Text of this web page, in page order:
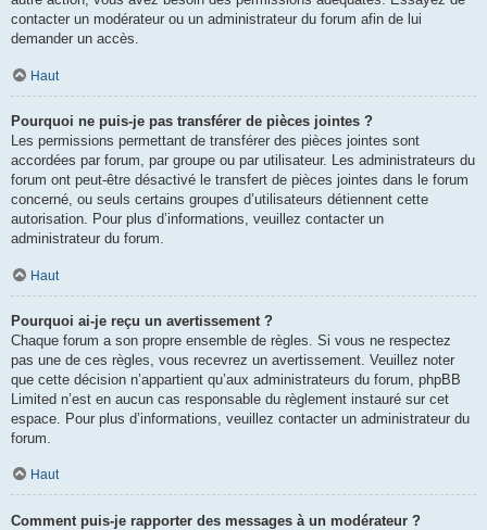
contacter un modérateur ou un administrateur du forum afin de lui
demander un accès.
Haut
Pourquoi ne puis-je pas transférer de pièces jointes ?
Les permissions permettant de transférer des pièces jointes sont
accordées par forum, par groupe ou par utilisateur. Les administrateurs du
forum ont peut-être désactivé le transfert de pièces jointes dans le forum
concerné, ou seuls certains groupes d’utilisateurs détiennent cette
autorisation. Pour plus d’informations, veuillez contacter un
administrateur du forum.
Haut
Pourquoi ai-je reçu un avertissement ?
Chaque forum a son propre ensemble de règles. Si vous ne respectez
pas une de ces règles, vous recevrez un avertissement. Veuillez noter
que cette décision n’appartient qu’aux administrateurs du forum, phpBB
Limited n’est en aucun cas responsable du règlement instauré sur cet
espace. Pour plus d’informations, veuillez contacter un administrateur du
forum.
Haut
Comment puis-je rapporter des messages à un modérateur ?